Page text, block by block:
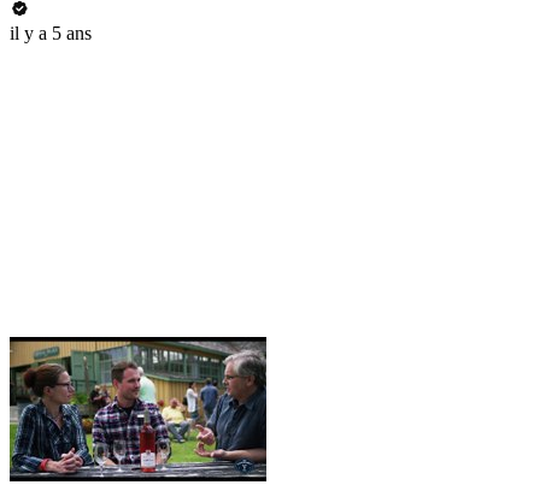
il y a 5 ans